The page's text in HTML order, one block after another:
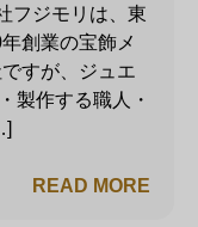
フジモリは、東
創業の宝飾メ
すが、ジュエ
製作する職人・
READ MORE